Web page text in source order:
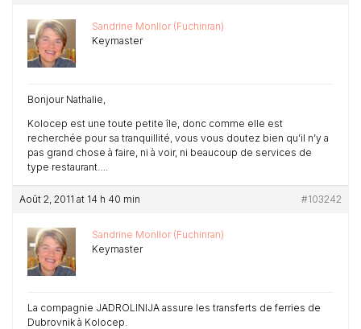
Sandrine Monllor (Fuchinran)
Keymaster
Bonjour Nathalie,
Kolocep est une toute petite île, donc comme elle est
recherchée pour sa tranquillité, vous vous doutez bien qu’il n’y a
pas grand chose à faire, ni à voir, ni beaucoup de services de
type restaurant….
Août 2, 2011 at 14 h 40 min #103242
Sandrine Monllor (Fuchinran)
Keymaster
La compagnie JADROLINIJA assure les transferts de ferries de
Dubrovnik à Kolocep.